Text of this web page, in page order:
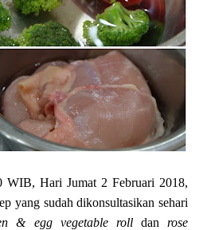
WIB, Hari Jumat 2 Februari 2018,
yang sudah dikonsultasikan sehari
& egg vegetable rolldan rose